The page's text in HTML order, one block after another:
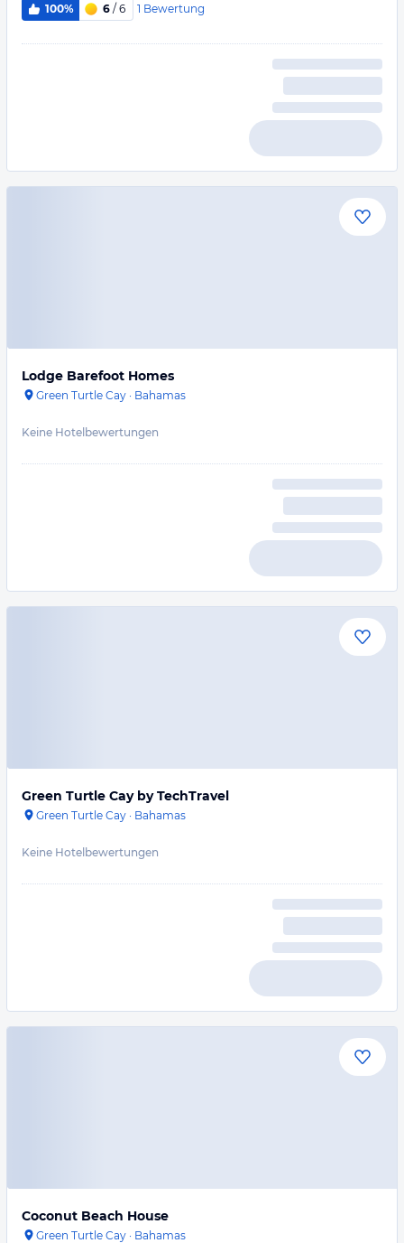
100% 6 / 6 1 Bewertung
Lodge Barefoot Homes
Green Turtle Cay · Bahamas
Keine Hotelbewertungen
Green Turtle Cay by TechTravel
Green Turtle Cay · Bahamas
Keine Hotelbewertungen
Coconut Beach House
Green Turtle Cay · Bahamas